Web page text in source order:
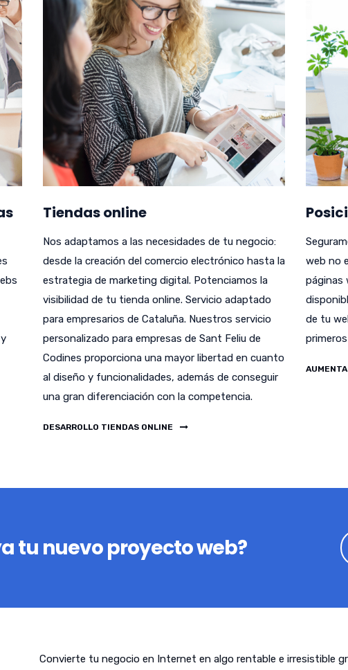
Tiendas online
Nos adaptamos a las necesidades de tu negocio:
desde la creación del comercio electrónico hasta la
estrategia de marketing digital. Potenciamos la
visibilidad de tu tienda online. Servicio adaptado
para empresarios de Cataluña. Nuestros servicio
personalizado para empresas de Sant Feliu de
Codines proporciona una mayor libertad en cuanto
al diseño y funcionalidades, además de conseguir
una gran diferenciación con la competencia.
DESARROLLO TIENDAS ONLINE
web no
páginas
de tu
tu nuevo proyecto web?
Convierte tu negocio en Internet en algo rentable e irresistible